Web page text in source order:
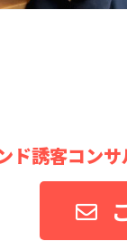
ド誘客コン